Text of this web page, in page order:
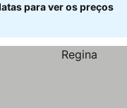
para ver os preços